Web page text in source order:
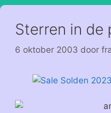
Sterren in de
6 oktober 2003 door